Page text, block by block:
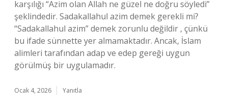
karşılığı “Azim olan Allah ne güzel ne doğru söyledi”
şeklindedir. Sadakallahul azim demek gerekli mi?
“Sadakallahul azim” demek zorunlu değildir , çünkü
bu ifade sünnette yer almamaktadır. Ancak, İslam
alimleri tarafından adap ve edep gereği uygun
görülmüş bir uygulamadır.
Ocak 4, 2026 Yanıtla